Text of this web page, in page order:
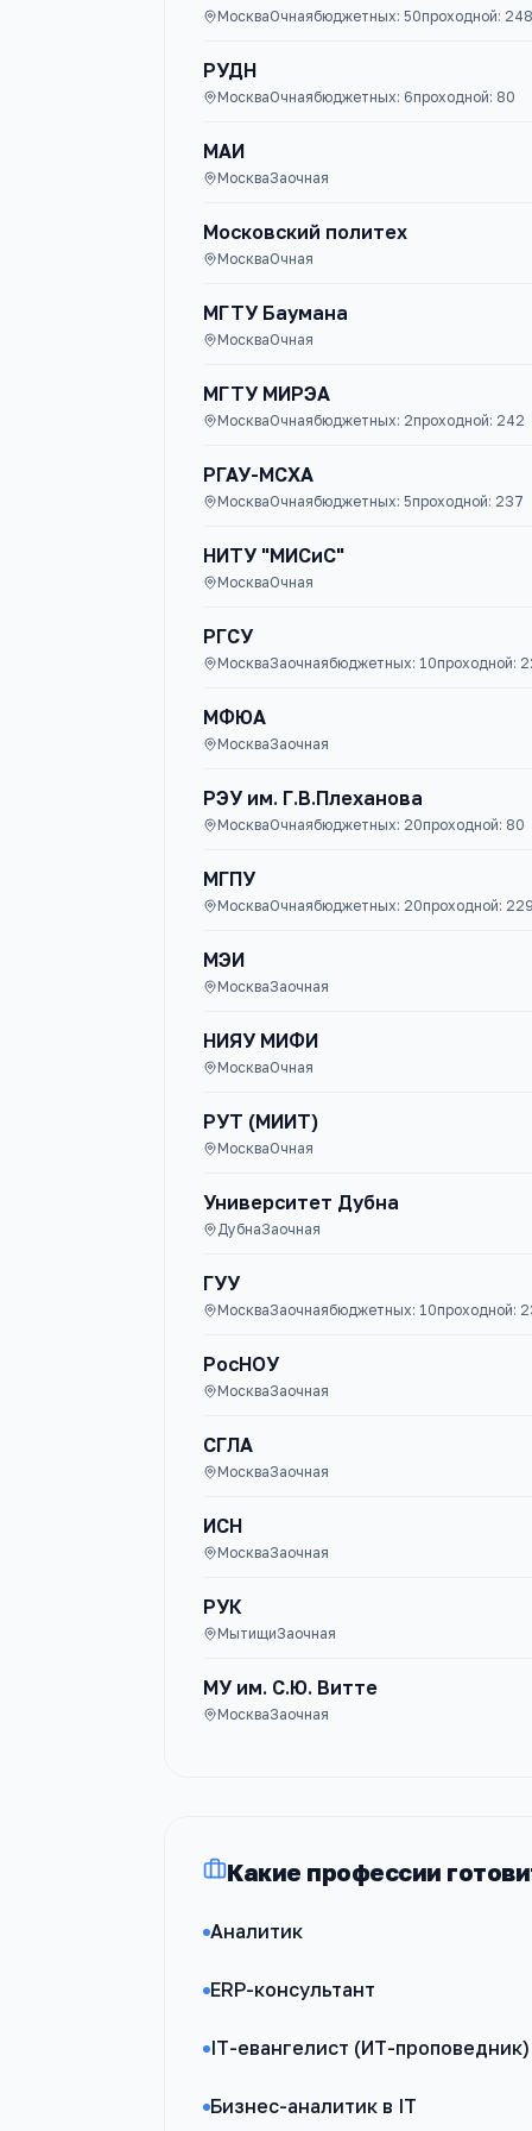
МоскваОчнаябюджетных: 50проходной: 248
РУДН
МоскваОчнаябюджетных: 6проходной: 80
МАИ
МоскваЗаочная
Московский политех
МоскваОчная
МГТУ Баумана
МоскваОчная
МГТУ МИРЭА
МоскваОчнаябюджетных: 2проходной: 242
РГАУ-МСХА
МоскваОчнаябюджетных: 5проходной: 237
НИТУ "МИСиС"
МоскваОчная
РГСУ
МоскваЗаочнаябюджетных: 10проходной:
МФЮА
МоскваЗаочная
РЭУ им. Г.В.Плеханова
МоскваОчнаябюджетных: 20проходной: 80
МГПУ
МоскваОчнаябюджетных: 20проходной:
МЭИ
МоскваЗаочная
НИЯУ МИФИ
МоскваОчная
РУТ (МИИТ)
МоскваОчная
Университет Дубна
ДубнаЗаочная
ГУУ
МоскваЗаочнаябюджетных: 10проходной:
РосНОУ
МоскваЗаочная
СГЛА
МоскваЗаочная
ИСН
МоскваЗаочная
РУК
МытищиЗаочная
МУ им. С.Ю. Витте
МоскваЗаочная
Какие профессии
Аналитик
ERP-консультант
IT-евангелист (ИТ-проповедник)
Бизнес-аналитик в IT